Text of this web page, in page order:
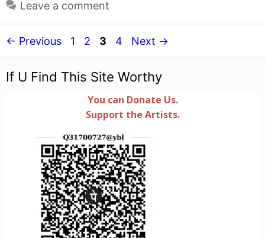
Leave a comment
← Previous Page
1 Page
2 Page
3 Page
4 Next →
If U Find This Site Worthy